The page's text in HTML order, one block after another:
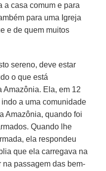
a casa comum e para
para uma Igreja
e de quem muitos
sereno, deve estar
o que está
Amazônia. Ela, em 12
a uma comunidade
Amazônia, quando foi
Quando lhe
ela respondeu
que ela carregava na
na passagem das bem-